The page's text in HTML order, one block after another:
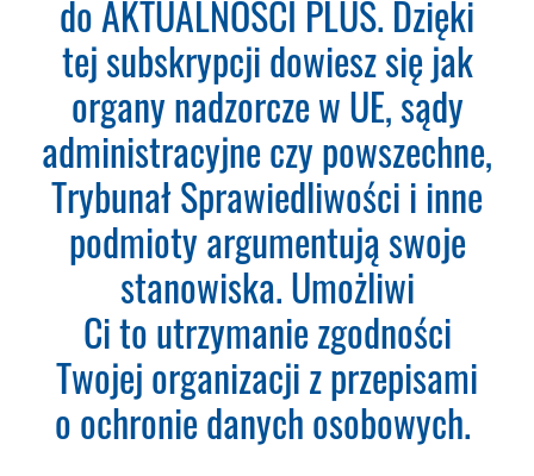
bazy orzeczeń.
Teraz zamawiasz Szkolenie RODO -
Inspektor Ochrony Danych.Nie
musisz podawać karty płatniczej.
Wystarczy, że wypełnisz formularz
a na podany adres e-mail otrzymasz
fakturę VAT do opłacenia. Ważne:
Dopiero po zaksięgowaniu płatności
– system utworzy konto
użytkownika oraz uruchomi
subskrypcję. Dopiero od tego
momentu rozpoczyna się okres
Subskrypcji.
do AKTUALNOŚCI PLUS. Dzięki
tej subskrypcji dowiesz się jak
organy nadzorcze w UE, sądy
administracyjne czy powszechne,
Trybunał Sprawiedliwości i inne
podmioty argumentują swoje
stanowiska. Umożliwi
Ci to utrzymanie zgodności
Twojej organizacji z przepisami
o ochronie danych osobowych.